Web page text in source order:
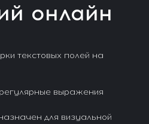
онлайн
текстовых полей на
выражения
для визуальной